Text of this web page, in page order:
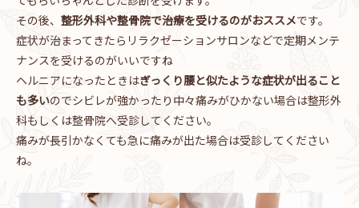
その後、 整形外科や整骨院で治療を受けるのがおススメです。
症状が治まってきたらリラクゼーションサロンなどで定期メンテ
ナンスを受けるのがいいですね
ヘルニアになったときはぎっくり腰と似たような症状が出ること
も多いのでシビレが強かったり中々痛みがひかない場合は整形外
科もしくは整骨院へ受診してください。
痛みが長引かなくても急に痛みが出た場合は受診してください
ね。